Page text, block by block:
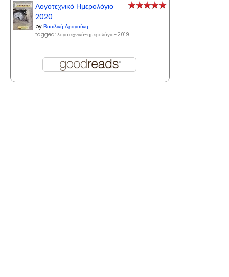
Λογοτεχνικό Ημερολόγιο
2020
by Βασιλική Δραγούνη
tagged: λογοτεχνικό-ημερολόγιο-2019